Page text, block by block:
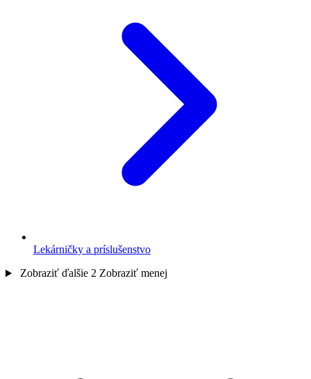
Lekárničky a príslušenstvo
Zobraziť ďalšie 2 Zobraziť menej